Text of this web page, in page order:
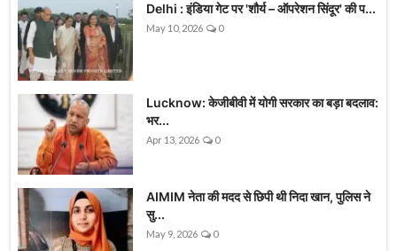
Delhi : इंडिया गेट पर 'शौर्य – ऑपरेशन सिंदूर' की प...
May 10, 2026 0
Lucknow: केजीबीवी में योगी सरकार का बड़ा बदलाव:
भर...
Apr 13, 2026 0
AIMIM नेता की मदद से छिपी थी निदा खान, पुलिस ने
सु...
May 9, 2026 0